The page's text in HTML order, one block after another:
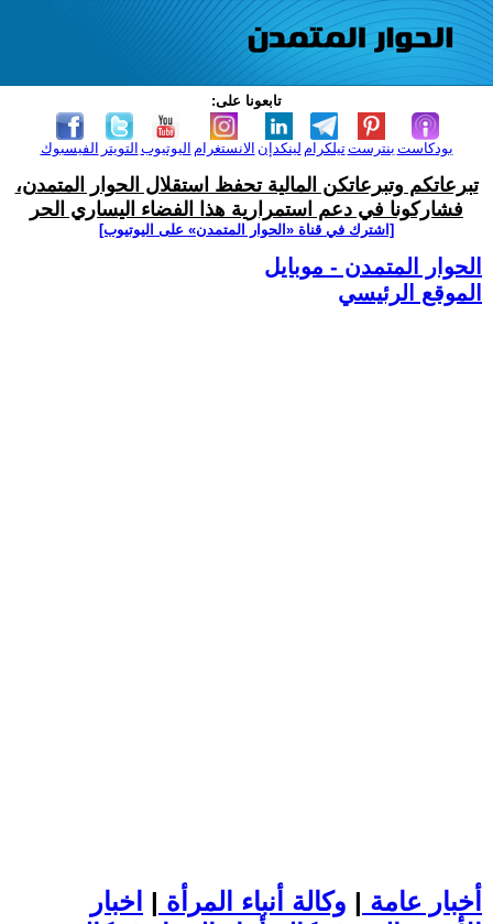
تابعونا على:
الفيسبوك التويتر اليوتيوب الانستغرام لينكدإن تيلكرامبنترست بودكاست
تبرعاتكم وتبرعاتكن المالية تحفظ استقلال الحوار المتمدن،
فشاركونا في دعم استمرارية هذا الفضاء اليساري الحر
[اشترك في قناة ‫«الحوار المتمدن» على اليوتيوب]
الحوار المتمدن - موبايل
الموقع الرئيسي
أخبار عامة | وكالة أنباء المرأة | اخبار